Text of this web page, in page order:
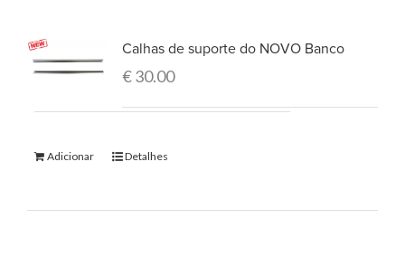
Calhas de suporte do NOVO Banco
€30.00
Adicionar Detalhes